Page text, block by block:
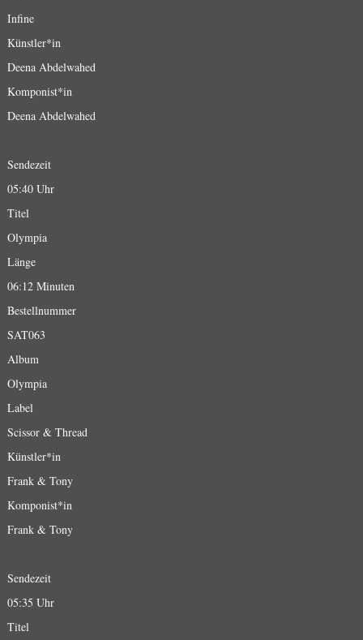
Infine
Künstler*in
Deena Abdelwahed
Komponist*in
Deena Abdelwahed
Sendezeit
05:40 Uhr
Titel
Olympia
Länge
06:12 Minuten
Bestellnummer
SAT063
Album
Olympia
Label
Scissor & Thread
Künstler*in
Frank & Tony
Komponist*in
Frank & Tony
Sendezeit
05:35 Uhr
Titel